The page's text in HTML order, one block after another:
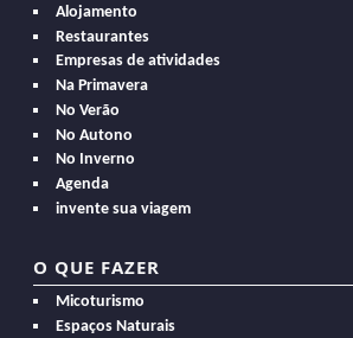
Alojamento
Restaurantes
Empresas de atividades
Na Primavera
No Verão
No Autono
No Inverno
Agenda
invente sua viagem
O QUE FAZER
Micoturismo
Espaços Naturais